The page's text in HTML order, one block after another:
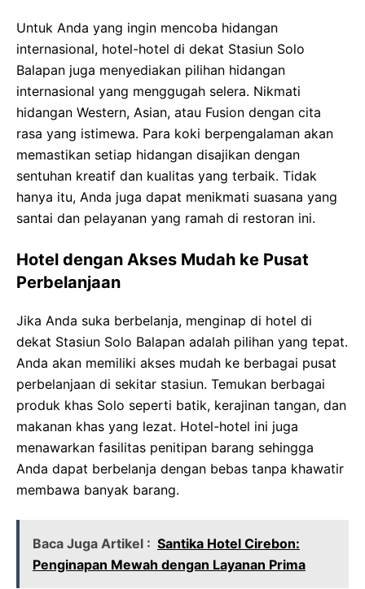
Untuk Anda yang ingin mencoba hidangan
internasional, hotel-hotel di dekat Stasiun Solo
Balapan juga menyediakan pilihan hidangan
internasional yang menggugah selera. Nikmati
hidangan Western, Asian, atau Fusion dengan cita
rasa yang istimewa. Para koki berpengalaman akan
memastikan setiap hidangan disajikan dengan
sentuhan kreatif dan kualitas yang terbaik. Tidak
hanya itu, Anda juga dapat menikmati suasana yang
santai dan pelayanan yang ramah di restoran ini.
Hotel dengan Akses Mudah ke Pusat
Perbelanjaan
Jika Anda suka berbelanja, menginap di hotel di
dekat Stasiun Solo Balapan adalah pilihan yang tepat.
Anda akan memiliki akses mudah ke berbagai pusat
perbelanjaan di sekitar stasiun. Temukan berbagai
produk khas Solo seperti batik, kerajinan tangan, dan
makanan khas yang lezat. Hotel-hotel ini juga
menawarkan fasilitas penitipan barang sehingga
Anda dapat berbelanja dengan bebas tanpa khawatir
membawa banyak barang.
Baca Juga Artikel : Santika Hotel Cirebon:
Penginapan Mewah dengan Layanan Prima